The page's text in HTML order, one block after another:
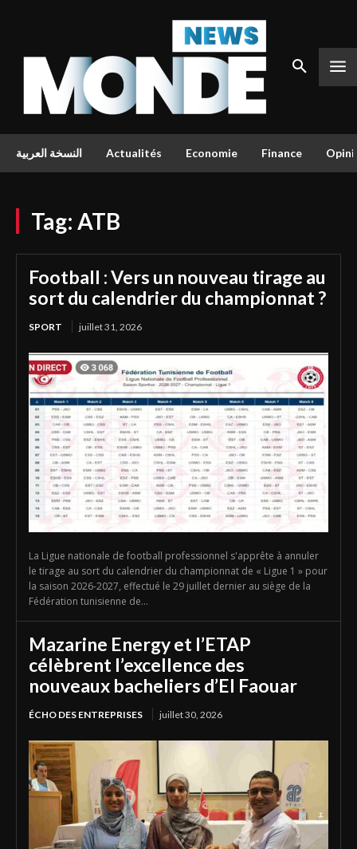
النسخة العربية Actualités Economie Finance
Tag: ATB
Football : Vers un nouveau tirage au
sort du calendrier du championnat ?
SPORT juillet 31, 2026
La Ligue nationale de football professionnel s'apprête à annuler
le tirage au sort du calendrier du championnat de « Ligue 1 » pour
la saison 2026-2027, effectué le 29 juillet dernier au siège de la
Fédération tunisienne de...
Mazarine Energy et l’ETAP
célèbrent l’excellence des
nouveaux bacheliers d’El Faouar
ÉCHO DES ENTREPRISES juillet 30, 2026